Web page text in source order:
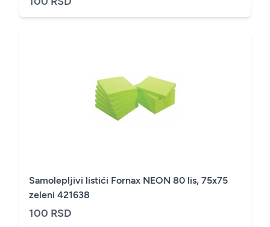
Samolepljivi listići Fornax NEON 80 lis, 75x75
zeleni 421638
100 RSD